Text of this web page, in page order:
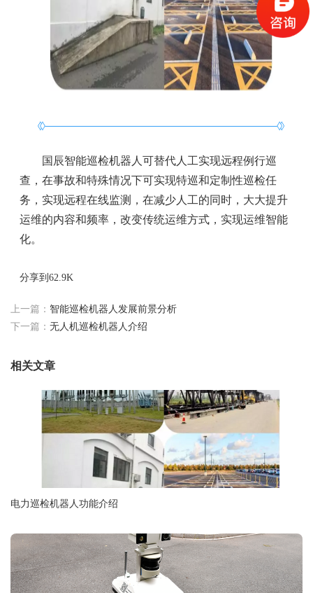
国辰智能巡检机器人可替代人工实现远程例行巡
查，在事故和特殊情况下可实现特巡和定制性巡检任
务，实现远程在线监测，在减少人工的同时，大大提升
运维的内容和频率，改变传统运维方式，实现运维智能
化。
分享到62.9K
上一篇： 智能巡检机器人发展前景分析
下一篇： 无人机巡检机器人介绍
相关文章
电力巡检机器人功能介绍